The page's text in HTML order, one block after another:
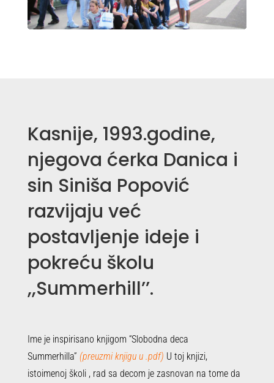
Kasnije, 1993.godine,
njegova ćerka Danica i
sin Siniša Popović
razvijaju već
postavljenje ideje i
pokreću školu
,,Summerhill’’.
Ime je inspirisano knjigom “Slobodna deca
Summerhilla” (preuzmi knjigu u .pdf) U toj knjizi,
istoimenoj školi , rad sa decom je zasnovan na tome da